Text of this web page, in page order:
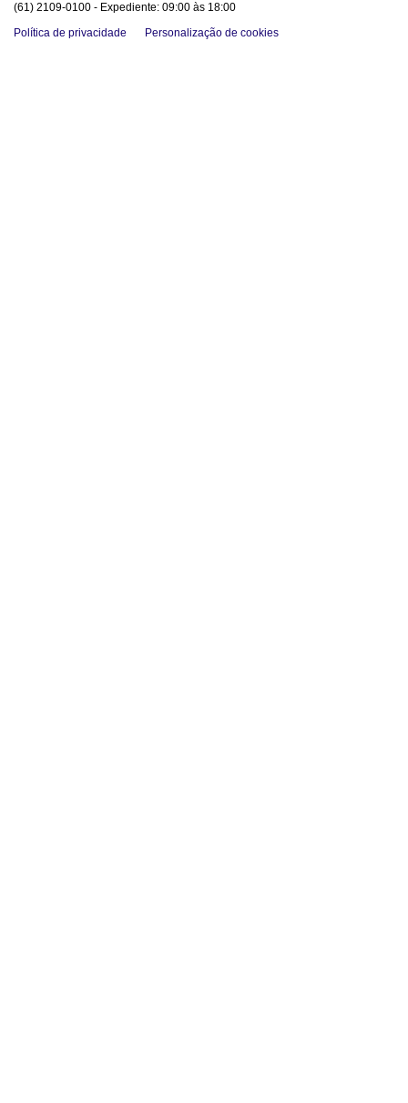
(61) 2109-0100 - Expediente: 09:00 às 18:00
Política de privacidade
Personalização de cookies